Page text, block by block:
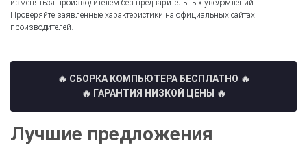
изменяться производителем без предварительных уведомлений.
Проверяйте заявленные характеристики на официальных сайтах
производителей.
🔥 СБОРКА КОМПЬЮТЕРА БЕСПЛАТНО 🔥
🔥 ГАРАНТИЯ НИЗКОЙ ЦЕНЫ 🔥
Лучшие предложения